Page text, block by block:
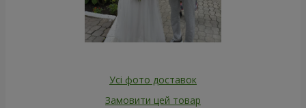
Усі фото доставок
Замовити цей товар